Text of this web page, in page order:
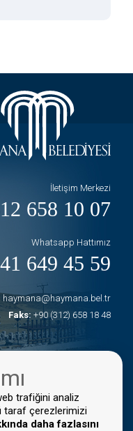
İletişim Merkezi
658 10 07
Whatsapp Hattımız
649 45 59
haymana@haymana.bel.tr
Faks: +90 (312) 658 18 48
trafiğini analiz
taraf çerezlerimizi
daha fazlasını